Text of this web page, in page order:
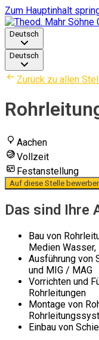
Zum Hauptinhalt
Deutsch
Deutsch
Zurück zu allen
Aachen
Vollzeit
Festanstellung
Auf diese Stelle
Das sind Ihre
Bau von
Medien Wasser,
Ausführung von
und MIG / MAG
Vorrichten und
Rohrleitungen
Montage von
Einbau von